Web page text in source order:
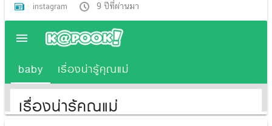
instagram 9 ปีที่ผ่านมา